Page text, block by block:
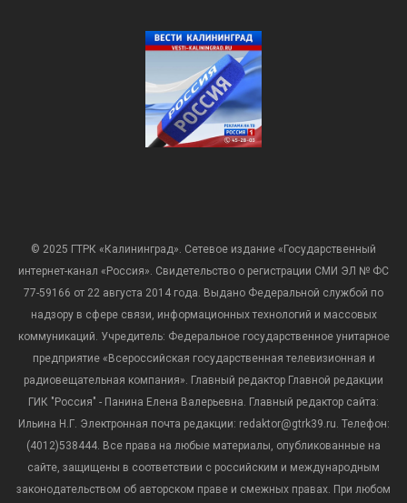
© 2025 ГТРК «Калининград». Сетевое издание «Государственный
интернет-канал «Россия». Свидетельство о регистрации СМИ ЭЛ № ФС
77-59166 от 22 августа 2014 года. Выдано Федеральной службой по
надзору в сфере связи, информационных технологий и массовых
коммуникаций. Учредитель: Федеральное государственное унитарное
предприятие «Всероссийская государственная телевизионная и
радиовещательная компания». Главный редактор Главной редакции
ГИК "Россия" - Панина Елена Валерьевна. Главный редактор сайта:
Ильина Н.Г. Электронная почта редакции: redaktor@gtrk39.ru. Телефон:
(4012)538444. Все права на любые материалы, опубликованные на
сайте, защищены в соответствии с российским и международным
законодательством об авторском праве и смежных правах. При любом